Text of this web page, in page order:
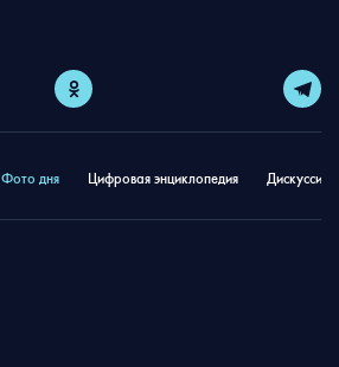
Фото дня Цифровая энциклопедия